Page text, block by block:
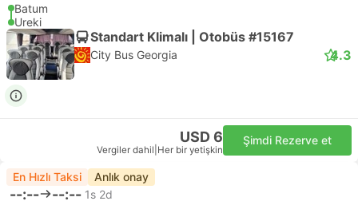
Batum
Ureki
Standart Klimalı | Otobüs #15167
City Bus Georgia 4.3
USD 6
Vergiler dahil Her bir yetişkin
Şimdi Rezerve et
En Hızlı Taksi Anlık onay
--:-- --:-- 1s 2d